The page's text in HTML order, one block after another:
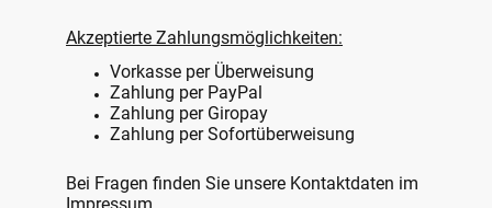
Akzeptierte Zahlungsmöglichkeiten:
Vorkasse per Überweisung
Zahlung per PayPal
Zahlung per Giropay
Zahlung per Sofortüberweisung
Bei Fragen finden Sie unsere Kontaktdaten im